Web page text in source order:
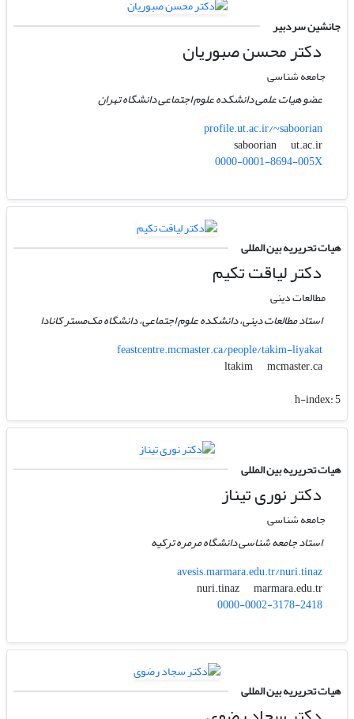
جانشین سردبیر
دکتر محسن صبوریان
جامعه شناسی
عضو هیات علمی دانشکده علوم اجتماعی دانشگاه تهران
profile.ut.ac.ir/~saboorian
saboorian
ut.ac.ir
0000-0001-8694-005X
هیات تحریریه بین المللی
دکتر لیاقت تکیم
مطالعات دینی
استاد مطالعات دینی، دانشکده علوم اجتماعی، دانشگاه مک‌مستر کانادا
feastcentre.mcmaster.ca/people/takim-liyakat
ltakim
mcmaster.ca
h-index:5
هیات تحریریه بین المللی
دکتر نوری تیناز
جامعه شناسی
استاد جامعه شناسی دانشگاه مرمره ترکیه
avesis.marmara.edu.tr/nuri.tinaz
nuri.tinaz
marmara.edu.tr
0000-0002-3178-2418
هیات تحریریه بین المللی